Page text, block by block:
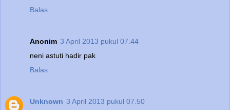
Balas
Anonim 3 April 2013 pukul 07.44
neni astuti hadir pak
Balas
Unknown 3 April 2013 pukul 07.50